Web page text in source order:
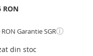
RON
RON Garantie SGRⓘ
din stoc